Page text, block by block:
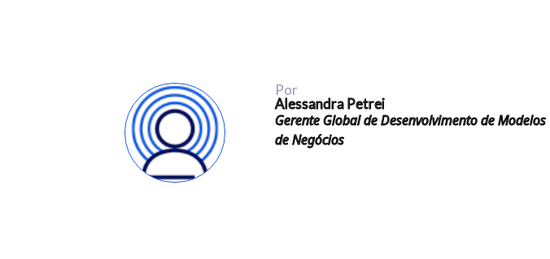
Por
Alessandra Petrei
Gerente Global de Desenvolvimento de Modelos
de Negócios